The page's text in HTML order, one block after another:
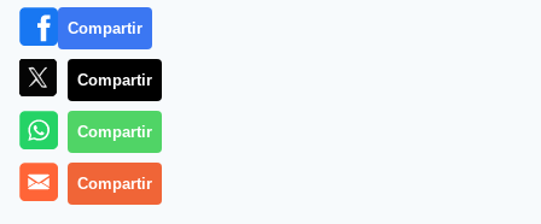
El inicio de temporada de Sergio Agüero en el
Manchester City ha sido espectacular. El ariete
Compartir
Compartir
Compartir
Compartir